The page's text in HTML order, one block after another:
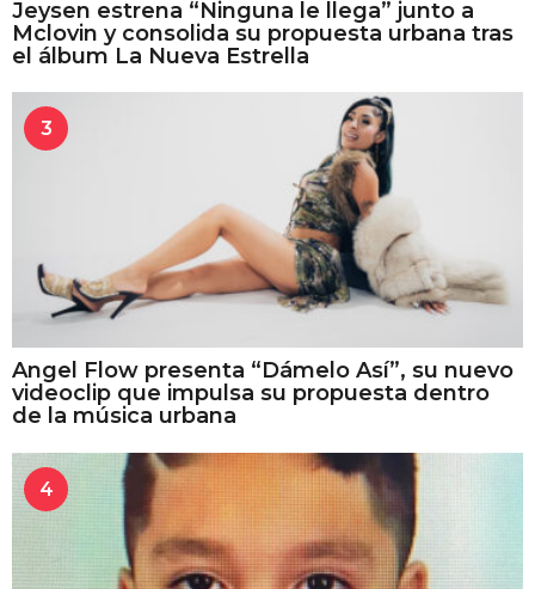
Jeysen estrena “Ninguna le llega” junto a
Mclovin y consolida su propuesta urbana tras
el álbum La Nueva Estrella
3
Angel Flow presenta “Dámelo Así”, su nuevo
videoclip que impulsa su propuesta dentro
de la música urbana
4